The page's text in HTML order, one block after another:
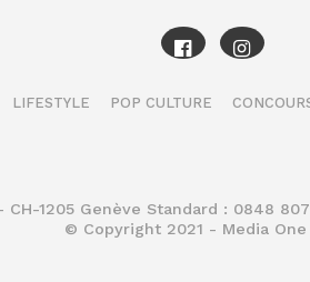
LIFESTYLE POP CULTURE
CH-1205 Genève Standard : 0848
© Copyright 2021 - Media One